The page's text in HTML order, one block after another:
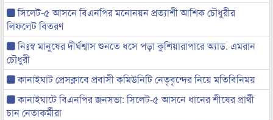
সিলেট-৫ আসনে বিএনপির মনোনয়ন প্রত্যাশী আশিক চৌধুরীর
লিফলেট বিতরণ
নিঃস্ব মানুষের দীর্ঘশ্বাস শুনতে ধসে পড়া কুশিয়ারাপারে অ্যাড. এমরান
চৌধুরী
কানাইঘাট প্রেসক্লাবে প্রবাসী কমিউনিটি নেতৃবৃন্দের নিয়ে মতিবিনিময়
কানাইঘাটে বিএনপির জনসভা: সিলেট-৫ আসনে ধানের শীষের প্রার্থী
চান নেতাকর্মীরা